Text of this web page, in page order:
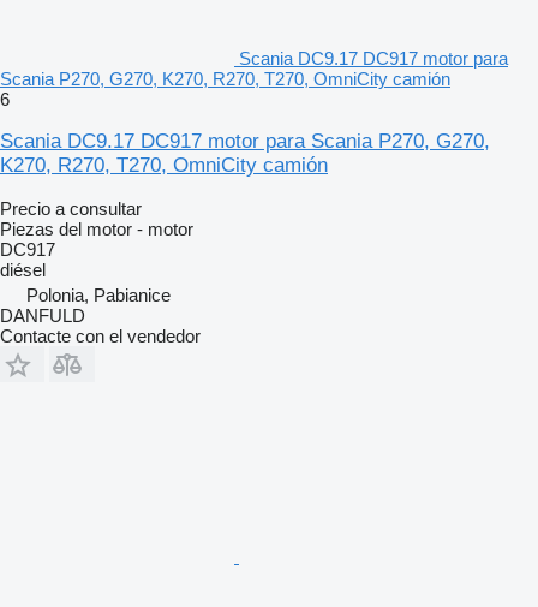
Scania DC9.17 DC917 motor para
Scania P270, G270, K270, R270, T270, OmniCity camión
6
Scania DC9.17 DC917 motor para Scania P270, G270,
K270, R270, T270, OmniCity camión
Precio a consultar
Piezas del motor - motor
DC917
diésel
Polonia, Pabianice
DANFULD
Contacte con el vendedor